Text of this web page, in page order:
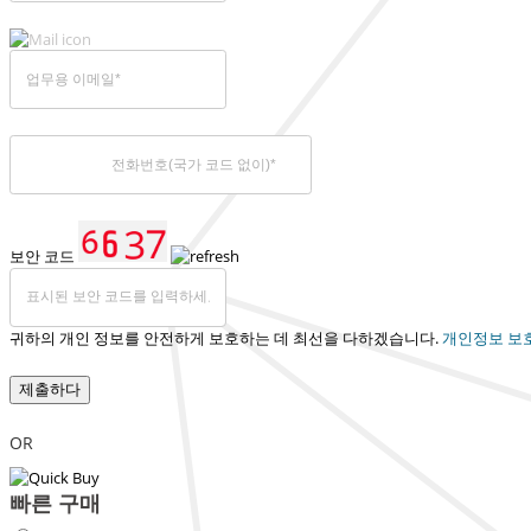
보안 코드
귀하의 개인 정보를 안전하게 보호하는 데 최선을 다하겠습니다. 개인정보 보
제출하다
OR
빠른 구매